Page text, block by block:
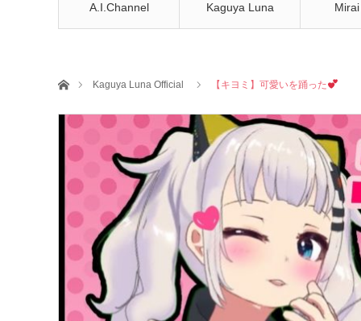
A.I.Channel Kaguya Luna
ホームKaguya Luna Official 【キヨミ】可愛いを踊った